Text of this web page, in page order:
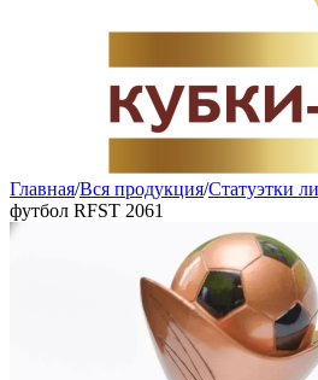
Главная/Вся продукция/Статуэтки
футбол RFST 2061